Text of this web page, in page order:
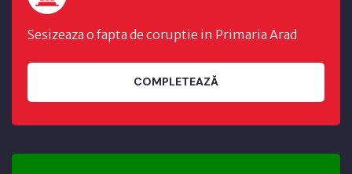
Sesizeaza o fapta de coruptie in Primaria Arad
COMPLETEAZĂ